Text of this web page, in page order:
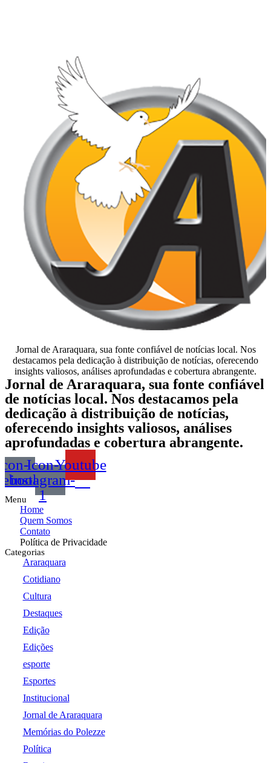
Jornal de Araraquara, sua fonte confiável de notícias local. Nos
destacamos pela dedicação à distribuição de notícias, oferecendo
insights valiosos, análises aprofundadas e cobertura abrangente.
Jornal de Araraquara, sua fonte confiável
de notícias local. Nos destacamos pela
dedicação à distribuição de notícias,
oferecendo insights valiosos, análises
aprofundadas e cobertura abrangente.
Icon-
instagram-
1
Youtube
Menu
Home
Quem Somos
Contato
Política de Privacidade
Categorias
Araraquara
Cotidiano
Cultura
Destaques
Edição
Edições
esporte
Esportes
Institucional
Jornal de Araraquara
Memórias do Polezze
Política